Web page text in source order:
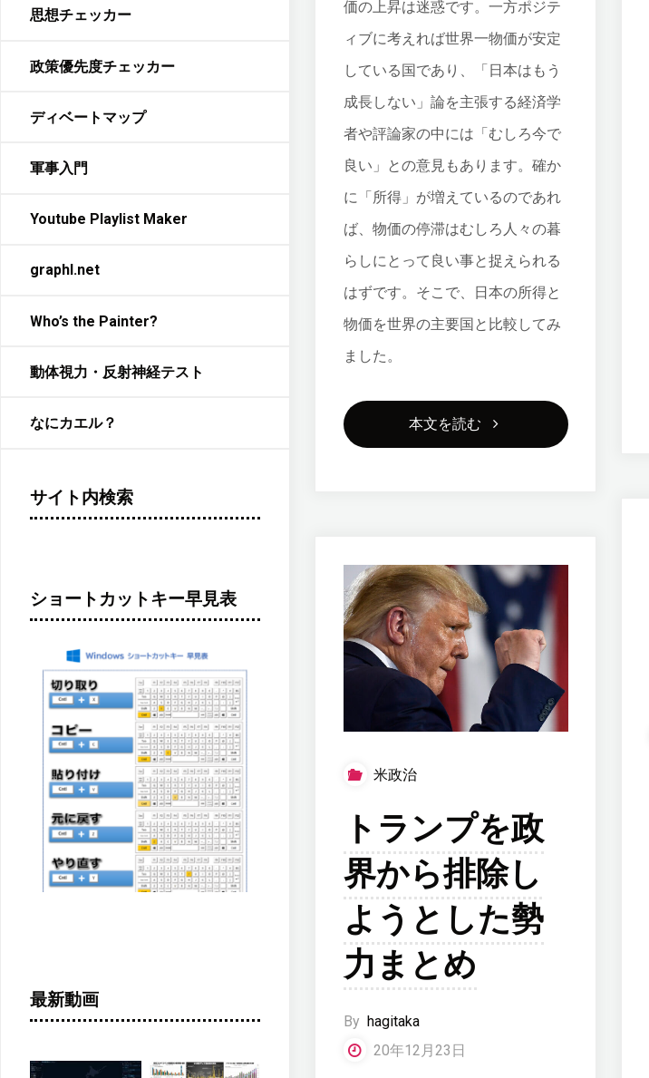
価の上昇は迷惑です。一方ポジテ
ィブに考えれば世界一物価が安定
している国であり、「日本はもう
成長しない」論を主張する経済学
者や評論家の中には「むしろ今で
良い」との意見もあります。確か
に「所得」が増えているのであれ
ば、物価の停滞はむしろ人々の暮
らしにとって良い事と捉えられる
はずです。そこで、日本の所得と
物価を世界の主要国と比較してみ
ました。
本文を読む"日
所
得
と
物
を
他
国
と
米政治
トランプを政
界から排除し
ようとした勢
力まとめ
By hagitaka
20年12月23日
思想チェッカー
政策優先度チェッカー
ディベートマップ
軍事入門
Youtube Playlist Maker
graphl.net
Who’s the Painter?
動体視力・反射神経テスト
なにカエル？
サイト内検索
ショートカットキー早見表
最新動画